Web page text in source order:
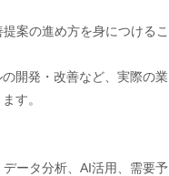
案の進め方を身につけるこ
開発・改善など、実際の業
す。
ータ分析、AI活用、需要予